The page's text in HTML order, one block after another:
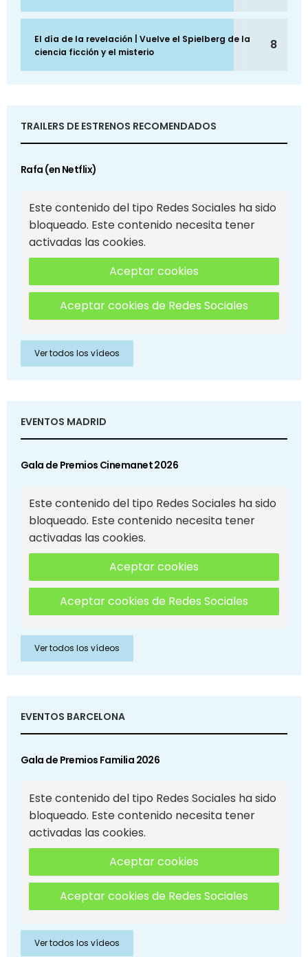
El día de la revelación | Vuelve el Spielberg de la
ciencia ficción y el misterio
8
TRAILERS DE ESTRENOS RECOMENDADOS
Rafa (en Netflix)
Este contenido del tipo Redes Sociales ha sido
bloqueado. Este contenido necesita tener
activadas las cookies.
Aceptar cookies
Aceptar cookies de Redes Sociales
Ver todos los vídeos
EVENTOS MADRID
Gala de Premios Cinemanet 2026
Este contenido del tipo Redes Sociales ha sido
bloqueado. Este contenido necesita tener
activadas las cookies.
Aceptar cookies
Aceptar cookies de Redes Sociales
Ver todos los vídeos
EVENTOS BARCELONA
Gala de Premios Familia 2026
Este contenido del tipo Redes Sociales ha sido
bloqueado. Este contenido necesita tener
activadas las cookies.
Aceptar cookies
Aceptar cookies de Redes Sociales
Ver todos los vídeos